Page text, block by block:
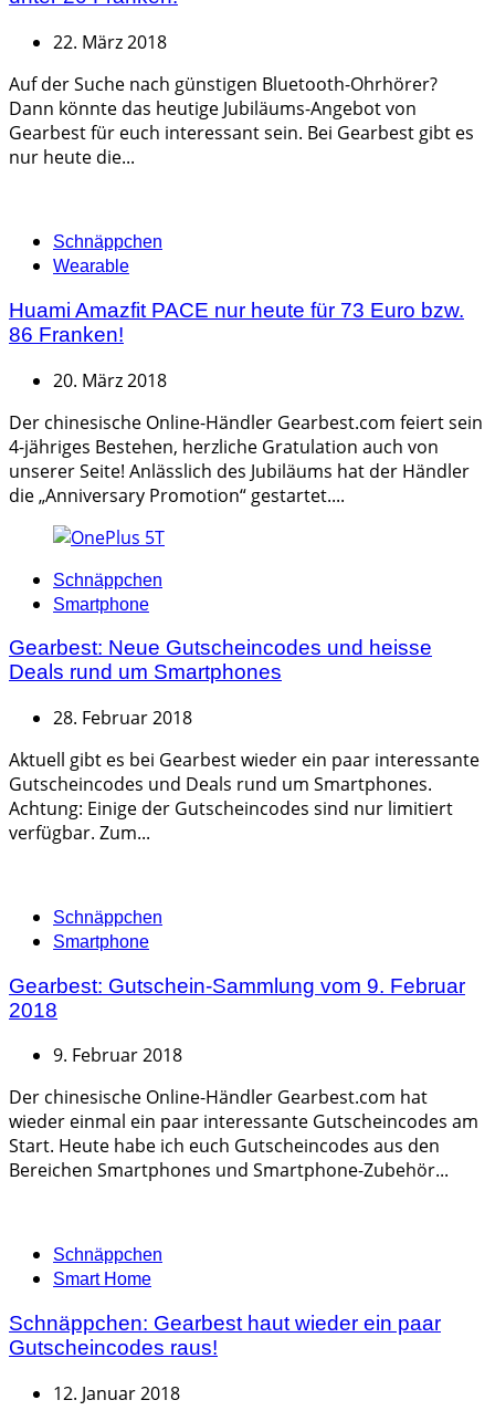
22. März 2018
Auf der Suche nach günstigen Bluetooth-Ohrhörer?
Dann könnte das heutige Jubiläums-Angebot von
Gearbest für euch interessant sein. Bei Gearbest gibt es
nur heute die...
Categories
Schnäppchen
Wearable
Huami Amazfit PACE nur heute für 73 Euro bzw.
86 Franken!
20. März 2018
Der chinesische Online-Händler Gearbest.com feiert sein
4-jähriges Bestehen, herzliche Gratulation auch von
unserer Seite! Anlässlich des Jubiläums hat der Händler
die „Anniversary Promotion“ gestartet....
Categories
Schnäppchen
Smartphone
Gearbest: Neue Gutscheincodes und heisse
Deals rund um Smartphones
28. Februar 2018
Aktuell gibt es bei Gearbest wieder ein paar interessante
Gutscheincodes und Deals rund um Smartphones.
Achtung: Einige der Gutscheincodes sind nur limitiert
verfügbar. Zum...
Categories
Schnäppchen
Smartphone
Gearbest: Gutschein-Sammlung vom 9. Februar
2018
9. Februar 2018
Der chinesische Online-Händler Gearbest.com hat
wieder einmal ein paar interessante Gutscheincodes am
Start. Heute habe ich euch Gutscheincodes aus den
Bereichen Smartphones und Smartphone-Zubehör...
Categories
Schnäppchen
Smart Home
Schnäppchen: Gearbest haut wieder ein paar
Gutscheincodes raus!
12. Januar 2018